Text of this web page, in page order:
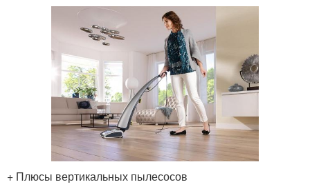
+ Плюсы вертикальных пылесосов